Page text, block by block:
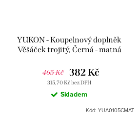
YUKON - Koupelnový doplněk
Věšáček trojitý, Černá - matná
465 Kč
315,70 Kč bez DPH
382 Kč
Skladem
Kód:YUA0105CMAT